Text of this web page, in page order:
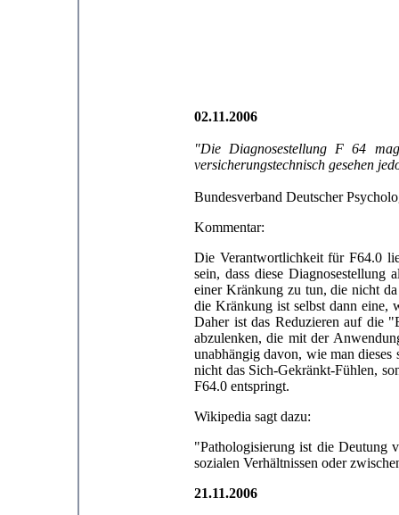
02.11.2006
"Die Diagnosestellung F 64
versicherungstechnisch gesehen
Bundesverband Deutscher
Kommentar:
Die Verantwortlichkeit für F64.0
sein, dass diese
einer Kränkung zu tun, die nicht
die Kränkung ist selbst dann eine,
Daher ist das Reduzieren auf die
abzulenken, die mit der
unabhängig davon, wie man
nicht das Sich-Gekränkt-Fühlen,
F64.0 entspringt.
Wikipedia sagt dazu:
"Pathologisierung ist die Deutung
sozialen Verhältnissen oder
21.11.2006